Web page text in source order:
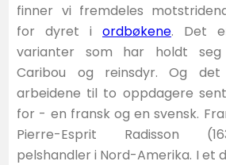
finner vi fremdeles
for dyret iordbøkene. Det
varianter som har holdt seg
Caribou og reinsdyr. Og
arbeidene til to oppdagere
for - en fransk og en svensk.
Pierre-Esprit Radisson
pelshandler i Nord-Amerika. I et